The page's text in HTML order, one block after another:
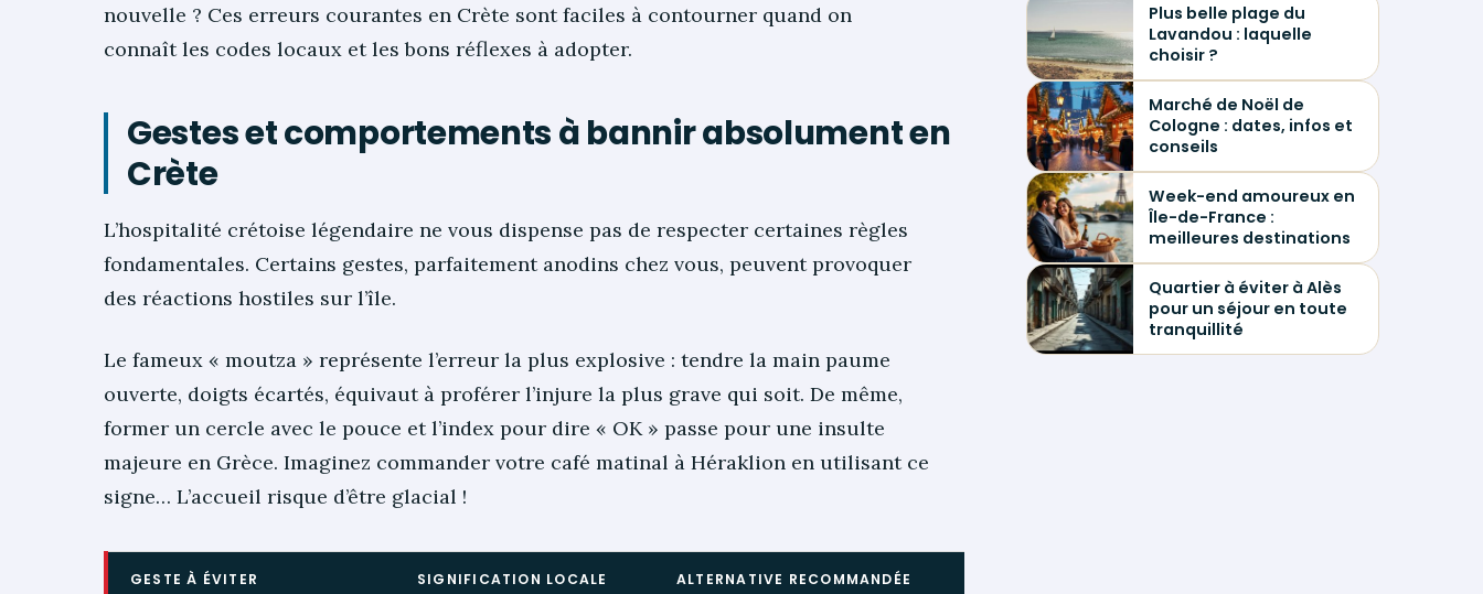
nouvelle ? Ces erreurs courantes en Crète sont faciles à contourner quand on
connaît les codes locaux et les bons réflexes à adopter.
Gestes et comportements à bannir absolument en
Crète
L’hospitalité crétoise légendaire ne vous dispense pas de respecter certaines règles
fondamentales. Certains gestes, parfaitement anodins chez vous, peuvent provoquer
des réactions hostiles sur l’île.
Le fameux « moutza » représente l’erreur la plus explosive : tendre la main paume
ouverte, doigts écartés, équivaut à proférer l’injure la plus grave qui soit. De même,
former un cercle avec le pouce et l’index pour dire « OK » passe pour une insulte
majeure en Grèce. Imaginez commander votre café matinal à Héraklion en utilisant ce
signe… L’accueil risque d’être glacial !
GESTE À ÉVITER SIGNIFICATION LOCALE ALTERNATIVE RECOMMANDÉE
Plus belle plage du
Lavandou : laquelle
choisir ?
Marché de Noël de
Cologne : dates, infos et
conseils
Week-end amoureux en
Île-de-France :
meilleures destinations
Quartier à éviter à Alès
pour un séjour en toute
tranquillité